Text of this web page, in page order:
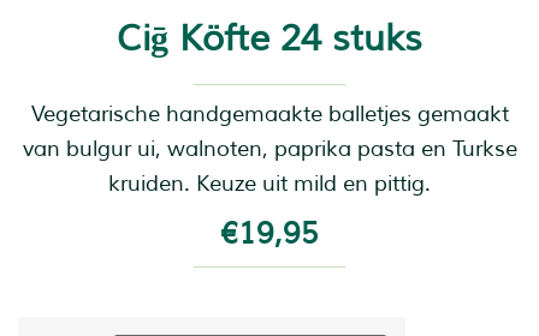
Ciḡ Köfte 24 stuks
Vegetarische handgemaakte balletjes gemaakt
van bulgur ui, walnoten, paprika pasta en Turkse
kruiden. Keuze uit mild en pittig.
€19,95